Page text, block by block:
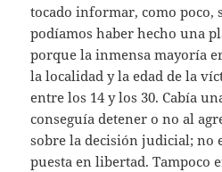
tocado informar, como poco,
podíamos haber hecho una
porque la inmensa mayoría
la localidad y la edad de la
entre los 14 y los 30. Cabía
conseguía detener o no al
sobre la decisión judicial; no
puesta en libertad. Tampoco